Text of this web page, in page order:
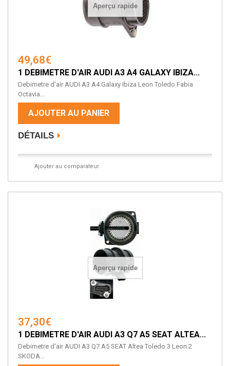
Aperçu rapide
49,68€
1 DEBIMETRE D'AIR AUDI A3 A4 GALAXY IBIZA...
Debimetre d'air AUDI A3 A4 Galaxy Ibiza Leon Toledo Fabia
Octavia...
AJOUTER AU PANIER
DÉTAILS
Ajouter au comparateur
Aperçu rapide
37,30€
1 DEBIMETRE D'AIR AUDI A3 Q7 A5 SEAT ALTEA...
Debimetre d'air AUDI A3 Q7 A5 SEAT Altea Toledo 3 Leon 2
SKODA...